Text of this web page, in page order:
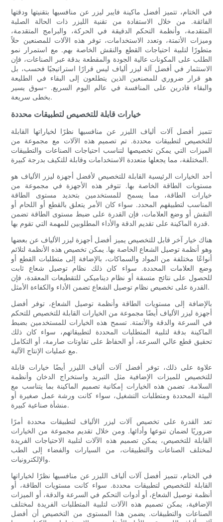
في الختام، تتميز أفضل ماكينة فايبر ليزر عن منافسيها بتقنيتها ودقتها
الفائقة. من خلال الاستفادة من تقنية الليزر ذات الحالة الصلبة
المتقدمة، وأنظمة التحكم الدقيقة في الحركة، والبرامج المتقدمة،
وميزات الأتمتة، وتعدد الاستخدامات، توفر هذه الآلات للمصنعين حلاً
متطورًا لتلبية احتياجات القطع والنقش الخاصة بهم. مع استمرار نمو
الطلب على المكونات عالية الجودة والمقطعة بدقة عبر الصناعات، فإن
الاستثمار في أفضل آلة ليزر ألياف ليس قرارًا استراتيجيًا فحسب، بل
هو قرار ضروري للمصنعين الذين يتطلعون إلى البقاء في الطليعة
والبقاء قادرين على المنافسة في عالم اليوم السريع. -سوق يسير
بخطى سريعة.
خيارات قابلة للتخصيص لتطبيقات محددة
تتميز أفضل آلات ألياف الليزر عن منافسيها نظرًا لخياراتها القابلة
للتخصيص لتطبيقات محددة. تم تصميم هذه الآلات مع مجموعة من
الميزات التي يمكن تخصيصها لتناسب احتياجات الصناعات والتطبيقات
المختلفة، مما يجعلها متعددة الاستخدامات وقابلة للتكيف بدرجة كبيرة.
أحد الخيارات الرئيسية القابلة للتخصيص لأفضل أجهزة ليزر الألياف هو
مستويات الطاقة الخاصة بها. تتوفر هذه الأجهزة في مجموعة من
خيارات الطاقة، مما يسمح للمستخدمين بتحديد مستوى الطاقة
المناسب لتطبيقهم المحدد. سواء كان الأمر يتعلق بالقطع أو اللحام أو
النقش أو وضع العلامات، فإن القدرة على ضبط مستوى الطاقة تضمن
قدرة الماكينة على تقديم الدقة والأداء المطلوبين للمهمة التي تقوم بها.
هناك خيار آخر قابل للتخصيص يميز أفضل أجهزة ليزر الألياف عن بعضها
وهو أنظمة توصيل الشعاع الخاصة بها. يمكن تخصيص هذه الأنظمة لتلائم
أنواعًا مختلفة من المواد والسماكات، بالإضافة إلى متطلبات القطع أو
وضع العلامات المحددة. سواء كان ذلك نظام توصيل شعاع ثابت
للحصول على نتائج متسقة أو نظام ديناميكي للتقطيعات المعقدة، فإن
القدرة على تخصيص نظام توصيل الشعاع تضمن الأداء والكفاءة الأمثل.
بالإضافة إلى مستويات الطاقة وأنظمة توصيل الشعاع، توفر أفضل
أجهزة ليزر الألياف أيضًا مجموعة من الخيارات القابلة للتخصيص للتحكم
في السرعة والدقة والأتمتة. تسمح هذه الخيارات للمستخدمين بضبط
الماكينة بدقة لتلبية المتطلبات المحددة لتطبيقاتهم، سواء كان ذلك
تحقيق قطع عالي السرعة، أو الحفاظ على تفاوتات صارمة، أو التكامل
مع عمليات الإنتاج الآلية.
علاوة على ذلك، توفر أفضل آلات ألياف الليزر أيضًا خيارات قابلة
للتخصيص للميزات الإضافية مثل التبريد واستخراج الدخان وأنظمة
السلامة. تضمن هذه الخيارات إمكانية تصميم الماكينة بما يتناسب مع
البيئة المحددة ومتطلبات التشغيل، سواء كانت ورشة عمل صغيرة أو
منشأة صناعية كبيرة.
تعد القدرة على تخصيص آلات ليزر الألياف لتطبيقات محددة أمرًا
ضروريًا لضمان تنوعها وأدائها. ومن خلال تقديم مجموعة من الخيارات
القابلة للتخصيص، يمكن تصميم هذه الآلات لتلبية الاحتياجات الفريدة
لمختلف الصناعات والتطبيقات، من السيارات والفضاء إلى الطب
والإلكترونيات.
في الختام، تتميز أفضل آلات ألياف الليزر عن منافسيها نظرًا لخياراتها
القابلة للتخصيص لتطبيقات محددة. سواء كانت مستويات الطاقة، أو
أنظمة توصيل الشعاع، أو أدوات التحكم في السرعة والدقة، أو الميزات
الإضافية، يمكن تصميم هذه الآلات لتلبية المتطلبات الفريدة لمختلف
الصناعات والتطبيقات. يضمن هذا المستوى من التخصيص أن أفضل